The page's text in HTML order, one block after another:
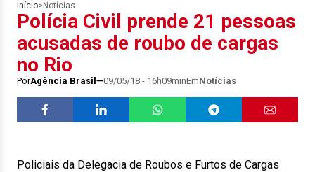
Início> Notícias
Polícia Civil prende 21 pessoas
acusadas de roubo de cargas
no Rio
PorAgência Brasil 09/05/18 - 16h09minEmNotícias
Policiais da Delegacia de Roubos e Furtos de Cargas